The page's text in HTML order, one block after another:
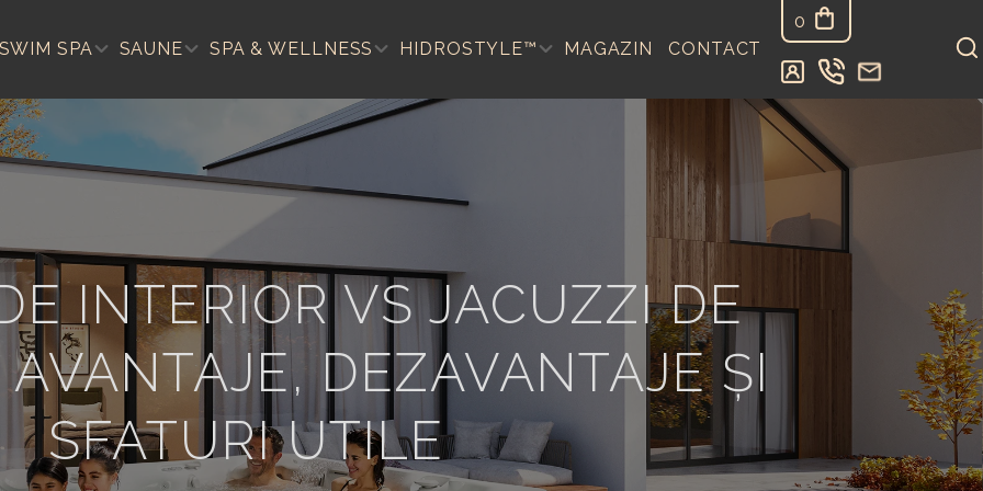
SWIM SPA SAUNE SPA & WELLNESS HIDROSTYLE™ MAGAZIN CONTACT
0
INTERIOR VS JACUZZI DE
AVANTAJE, DEZAVANTAJE ȘI
SFATURI UTILE